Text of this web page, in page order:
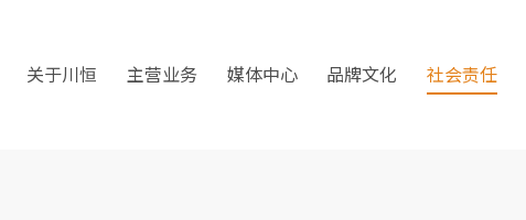
关于川恒 主营业务 媒体中心 品牌文化 社会责任